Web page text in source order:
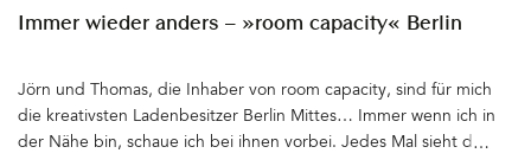
Immer wieder anders – »room capacity« Berlin
Jörn und Thomas, die Inhaber von room capacity, sind für mich
die kreativsten Ladenbesitzer Berlin Mittes… Immer wenn ich in
der Nähe bin, schaue ich bei ihnen vorbei. Jedes Mal sieht der